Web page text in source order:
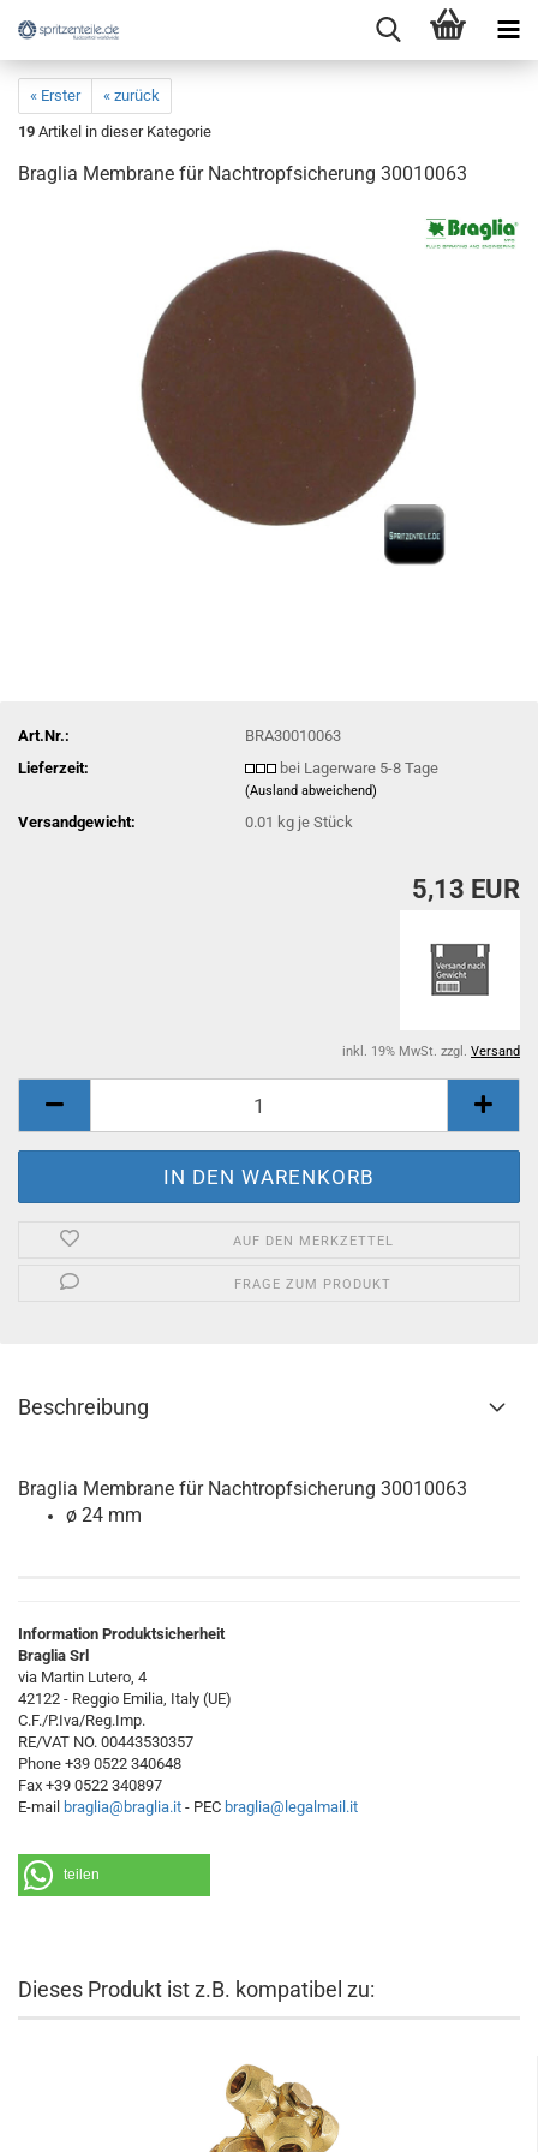
« Erster
« zurück
19 Artikel in dieser Kategorie
Braglia Membrane für Nachtropfsicherung 30010063
Art.Nr.:
BRA30010063
Lieferzeit:
bei Lagerware 5-8 Tage
(Ausland abweichend)
Versandgewicht: 0.01 kg je Stück
5,13 EUR
inkl. 19% MwSt. zzgl. Versand
AUF DEN MERKZETTEL
FRAGE ZUM PRODUKT
Beschreibung
Braglia Membrane für Nachtropfsicherung 30010063
ø 24 mm
Information Produktsicherheit
Braglia Srl
via Martin Lutero, 4
42122 - Reggio Emilia, Italy (UE)
C.F./P.Iva/Reg.Imp.
RE/VAT NO. 00443530357
Phone +39 0522 340648
Fax +39 0522 340897
E-mail braglia@braglia.it - PEC braglia@legalmail.it
teilen
Dieses Produkt ist z.B. kompatibel zu: